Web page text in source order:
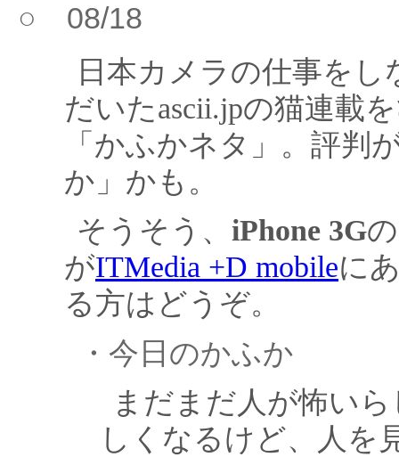
○ 08/18
日本カメラの仕事を
だいたascii.jpの猫連載
「かふかネタ」。評判
か」かも。
そうそう、 iPhone 3G
がITMedia +D mobileに
る方はどうぞ。
・今日のかふか
まだまだ人が怖い
しくなるけど、人を